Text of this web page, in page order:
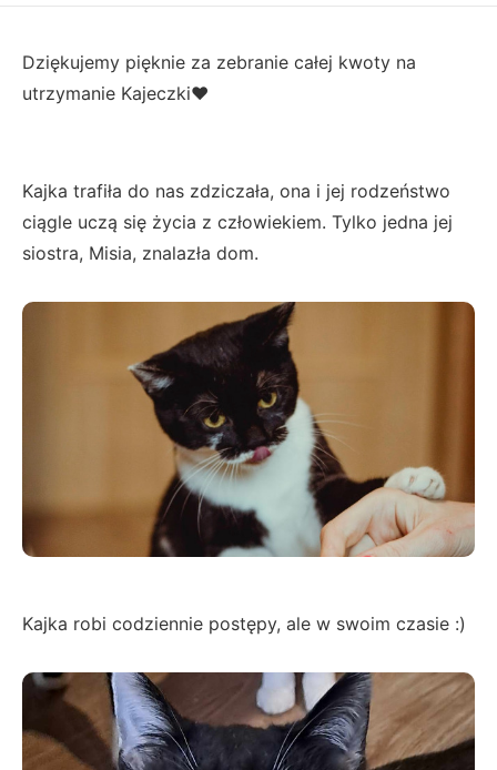
Dziękujemy pięknie za zebranie całej kwoty na
utrzymanie Kajeczki❤️
Kajka trafiła do nas zdziczała, ona i jej rodzeństwo
ciągle uczą się życia z człowiekiem. Tylko jedna jej
siostra, Misia, znalazła dom.
Kajka robi codziennie postępy, ale w swoim czasie :)